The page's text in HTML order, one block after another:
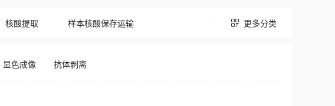
核酸提取 样本核酸保存运输 更多分类
显色成像 抗体剥离